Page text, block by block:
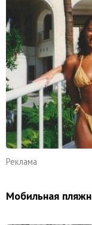
Реклама
Мобильная